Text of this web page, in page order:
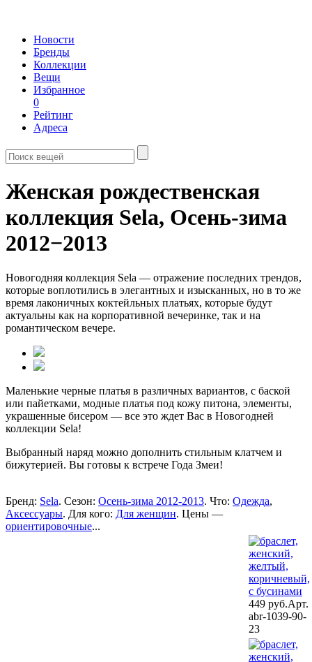
Новости
Бренды
Коллекции
Вещи
Избранное
0
Рейтинг
Адреса
Женская рождественская
коллекция Sela, Осень-зима
2012−2013
Новогодняя коллекция Sela — отражение последних трендов,
которые воплотились в элегантных и изысканных, но в то же
время лаконичных коктейльных платьях, которые будут
актуальны как на корпоративной вечеринке, так и на
романтическом вечере.
Маленькие черные платья в различных вариантов, с баской
или пайетками, модные платья под кожу питона, элементы,
украшенные бисером — все это ждет Вас в Новогодней
коллекции Sela!
Выбранный наряд можно дополнить стильным клатчем и
бижутерией. Вы готовы к встрече Года Змеи!
Бренд: Sela. Сезон: Осень-зима 2012-2013. Что: Одежда,
Аксессуары. Для кого: Для женщин. Цены —
ориентировочные...
449 руб.Арт.
abr-1039-90-
23